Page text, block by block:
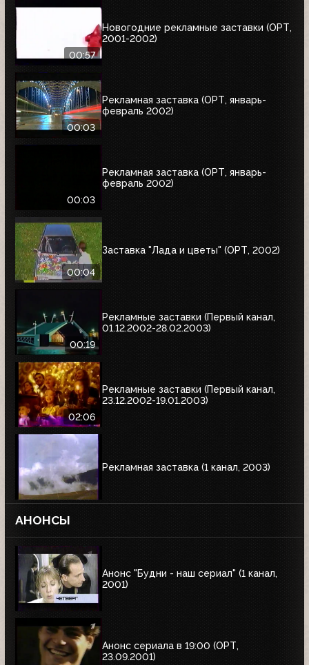
00:57
Новогодние рекламные заставки (ОРТ,
2001-2002)
00:03
Рекламная заставка (ОРТ, январь-
февраль 2002)
00:03
Рекламная заставка (ОРТ, январь-
февраль 2002)
00:04
Заставка "Лада и цветы" (ОРТ, 2002)
00:19
Рекламные заставки (Первый канал,
01.12.2002-28.02.2003)
02:06
Рекламные заставки (Первый канал,
23.12.2002-19.01.2003)
Рекламная заставка (1 канал, 2003)
АНОНСЫ
Анонс "Будни - наш сериал" (1 канал,
2001)
Анонс сериала в 19:00 (ОРТ,
23.09.2001)